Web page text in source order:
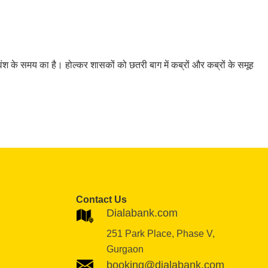
के समय का है। होल्कर शासकों को छतरी बाग में कब्रों और कब्रों के समूह
Contact Us
Dialabank.com
251 Park Place, Phase V,
Gurgaon
booking@dialabank.com